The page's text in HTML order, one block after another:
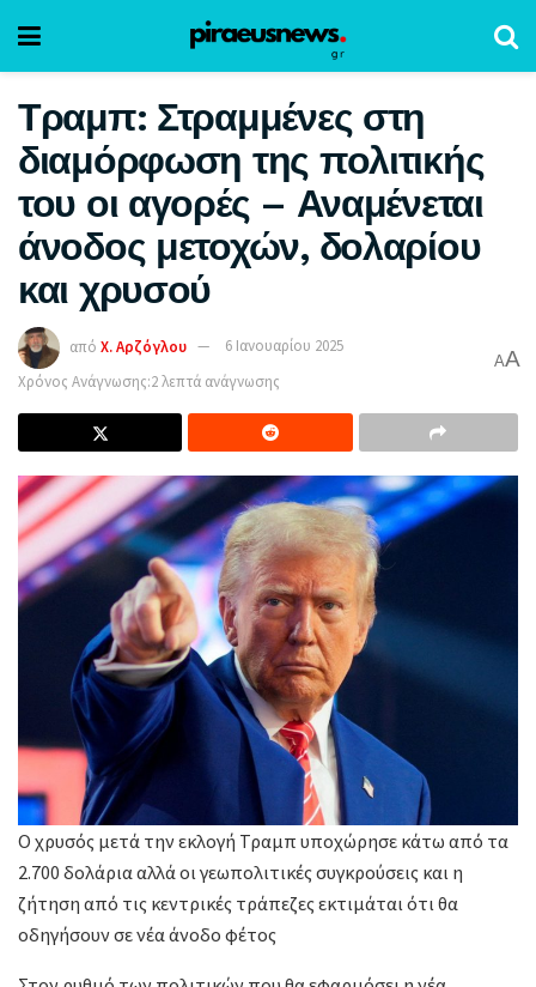
Τραμπ: Στραμμένες στη
διαμόρφωση της πολιτικής
του οι αγορές – Αναμένεται
άνοδος μετοχών, δολαρίου
και χρυσού
από Χ. Αρζόγλου
6 Ιανουαρίου 2025
Χρόνος Ανάγνωσης:2 λεπτά ανάγνωσης
AA
Ο χρυσός μετά την εκλογή Τραμπ υποχώρησε κάτω από τα
2.700 δολάρια αλλά οι γεωπολιτικές συγκρούσεις και η
ζήτηση από τις κεντρικές τράπεζες εκτιμάται ότι θα
οδηγήσουν σε νέα άνοδο φέτος